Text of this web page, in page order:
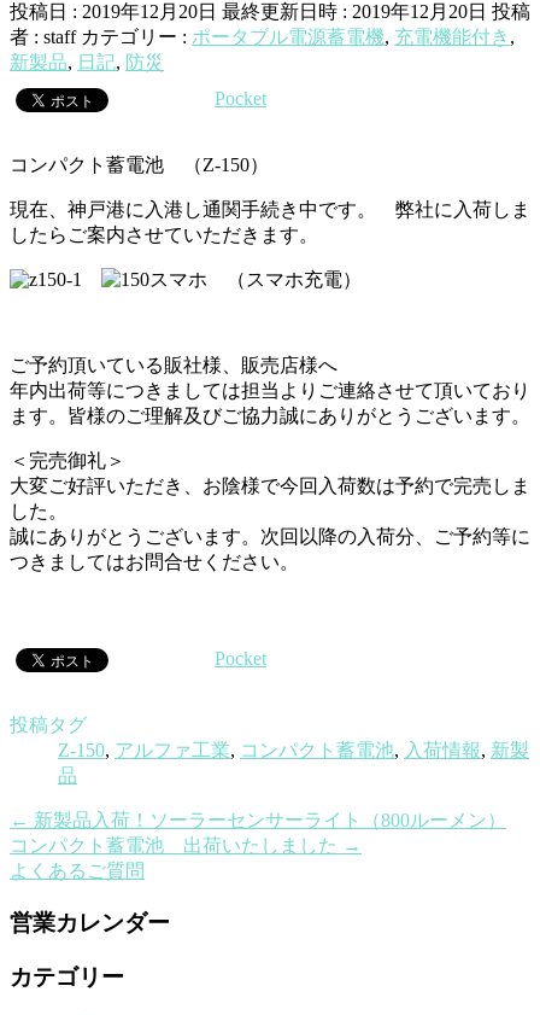
投稿日 : 2019年12月20日 最終更新日時 : 2019年12月20日 投稿
者 : staff カテゴリー : ポータブル電源蓄電機, 充電機能付き ,
新製品, 日記, 防災
Pocket
コンパクト蓄電池 （Z-150）
現在、神戸港に入港し通関手続き中です。 弊社に入荷しま
したらご案内させていただきます。
（スマホ充電）
ご予約頂いている販社様、販売店様へ
年内出荷等につきましては担当よりご連絡させて頂いており
ます。皆様のご理解及びご協力誠にありがとうございます。
＜完売御礼＞
大変ご好評いただき、お陰様で今回入荷数は予約で完売しま
した。
誠にありがとうございます。次回以降の入荷分、ご予約等に
つきましてはお問合せください。
Pocket
投稿タグ
Z-150, アルファ工業, コンパクト蓄電池, 入荷情報, 新製
品
← 新製品入荷！ソーラーセンサーライト（800ルーメン）
コンパクト蓄電池 出荷いたしました →
よくあるご質問
営業カレンダー
カテゴリー